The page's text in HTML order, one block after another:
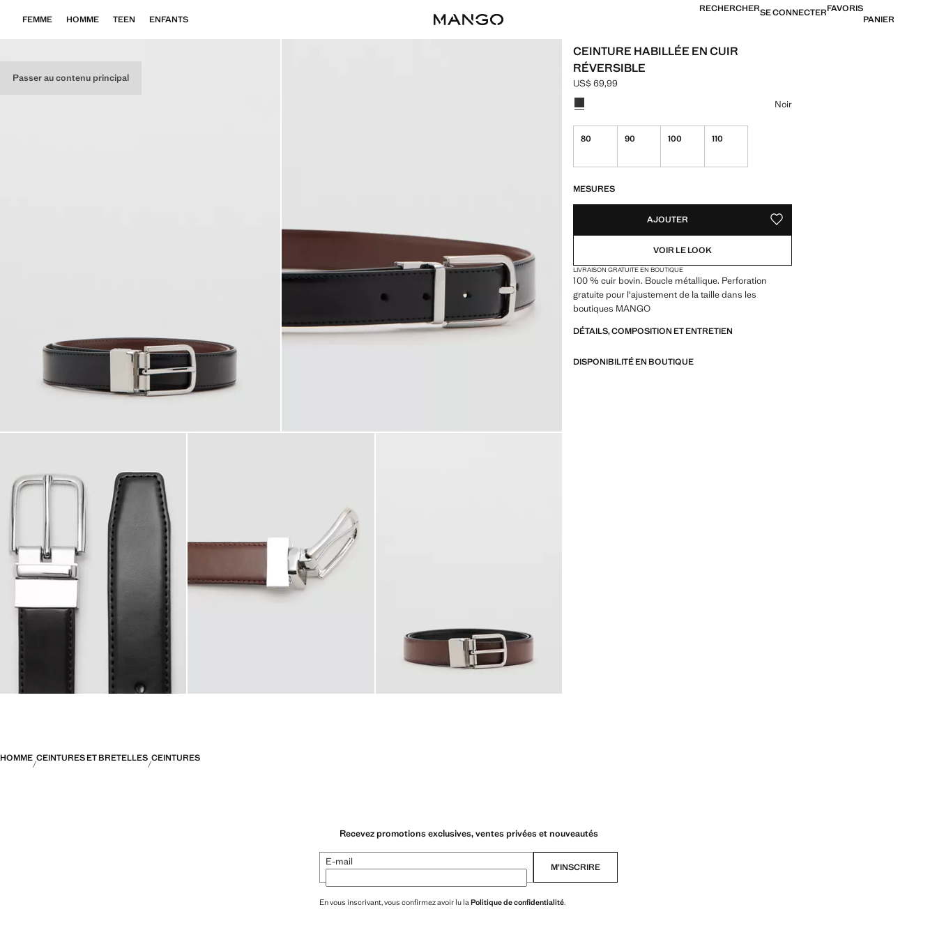
Passer au contenu principal
FEMME HOMME TEEN ENFANTS
RECHERCHERSE CONNECTERFAVORIS
PANIER
CEINTURE HABILLÉE EN CUIR
RÉVERSIBLE
Prix actuel [US$ 69,99 ]
US$ 69,99
Choisissez une couleur
Noir
80 90 100 110
MESURES
AJOUTER AJOUTER AUX FAVORIS
VOIR LE LOOK
LIVRAISON GRATUITE EN BOUTIQUE
100 % cuir bovin. Boucle métallique. Perforation
gratuite pour l'ajustement de la taille dans les
boutiques MANGO
DÉTAILS, COMPOSITION ET ENTRETIEN
DISPONIBILITÉ EN BOUTIQUE
HOMME CEINTURES ET BRETELLES CEINTURES
Recevez promotions exclusives, ventes privées et nouveautés
E-mail M’INSCRIRE
En vous inscrivant, vous confirmez avoir lu laPolitique de confidentialité.